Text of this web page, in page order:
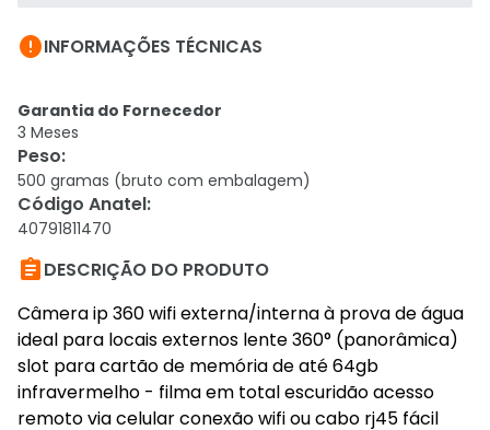
INFORMAÇÕES TÉCNICAS
Garantia do Fornecedor
3 Meses
Peso:
500 gramas (bruto com embalagem)
Código Anatel:
40791811470
DESCRIÇÃO DO PRODUTO
Câmera ip 360 wifi externa/interna à prova de água
ideal para locais externos lente 360° (panorâmica)
slot para cartão de memória de até 64gb
infravermelho - filma em total escuridão acesso
remoto via celular conexão wifi ou cabo rj45 fácil